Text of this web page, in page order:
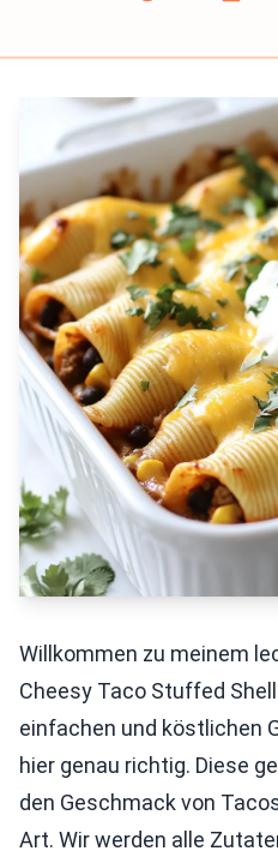
Willkommen zu meinem
Cheesy Taco Stuffed
einfachen und köstlichen
hier genau richtig. Diese
den Geschmack von
Art. Wir werden alle